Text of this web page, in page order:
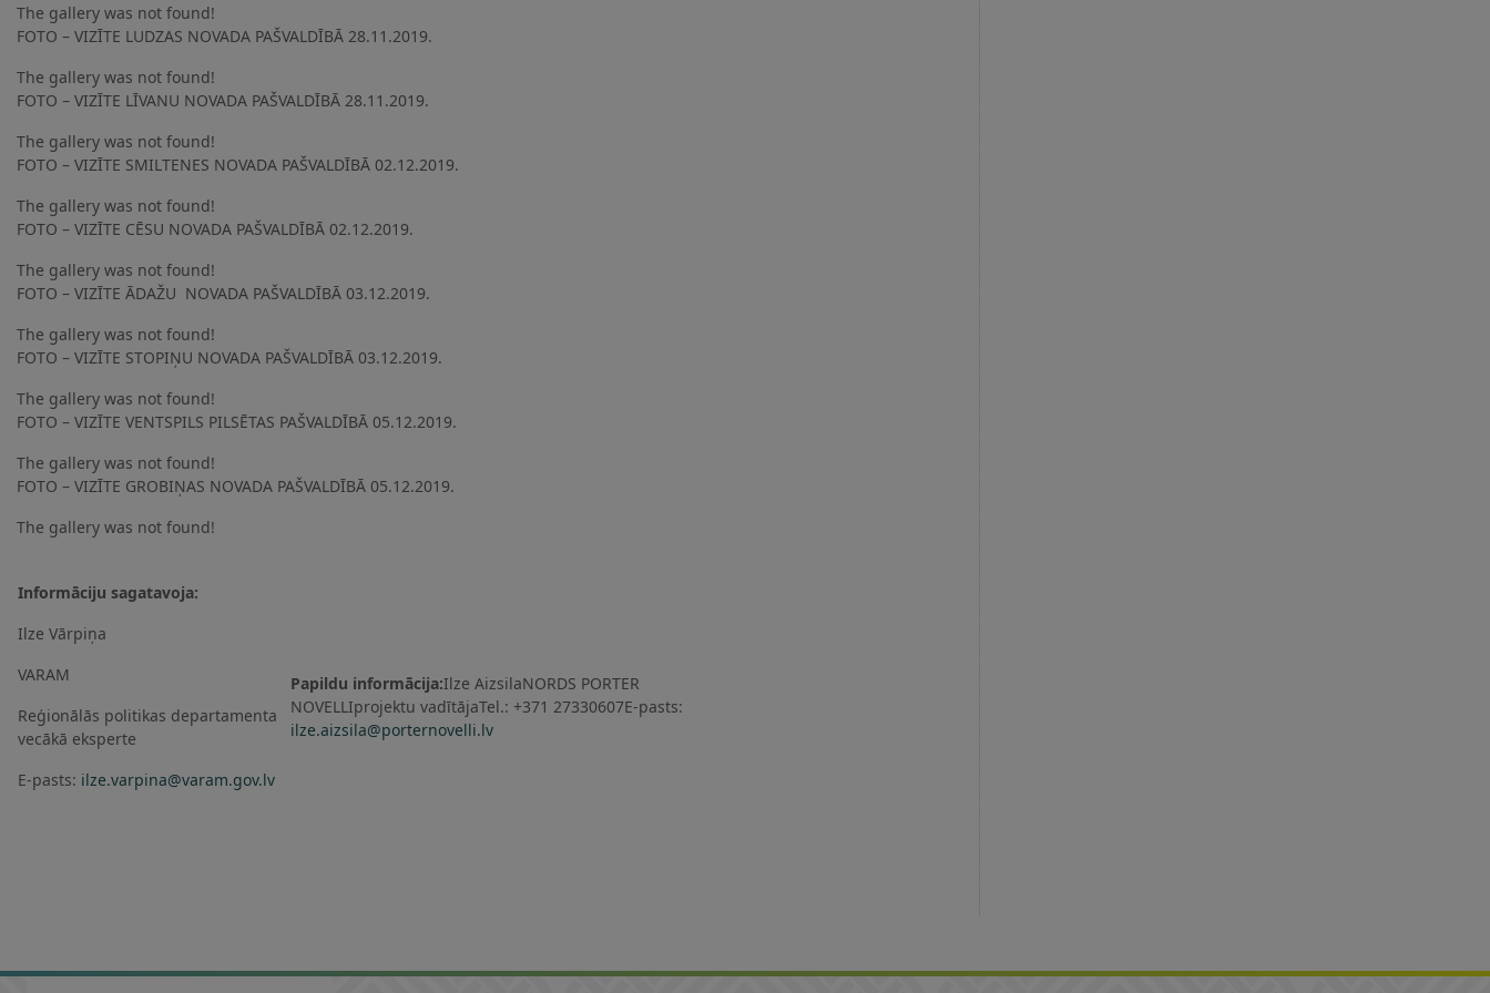
The gallery was not found!
FOTO – VIZĪTE LUDZAS NOVADA PAŠVALDĪBĀ 28.11.2019.
The gallery was not found!
FOTO – VIZĪTE LĪVANU NOVADA PAŠVALDĪBĀ 28.11.2019.
The gallery was not found!
FOTO – VIZĪTE SMILTENES NOVADA PAŠVALDĪBĀ 02.12.2019.
The gallery was not found!
FOTO – VIZĪTE CĒSU NOVADA PAŠVALDĪBĀ 02.12.2019.
The gallery was not found!
FOTO – VIZĪTE ĀDAŽU NOVADA PAŠVALDĪBĀ 03.12.2019.
The gallery was not found!
FOTO – VIZĪTE STOPIŅU NOVADA PAŠVALDĪBĀ 03.12.2019.
The gallery was not found!
FOTO – VIZĪTE VENTSPILS PILSĒTAS PAŠVALDĪBĀ 05.12.2019.
The gallery was not found!
FOTO – VIZĪTE GROBIŅAS NOVADA PAŠVALDĪBĀ 05.12.2019.
The gallery was not found!
Informāciju sagatavoja:
Ilze Vārpiņa
VARAM
Reģionālās politikas departamenta
vecākā eksperte
E-pasts: ilze.varpina@varam.gov.lv
Papildu informācija:Ilze AizsilaNORDS PORTER
NOVELLIprojektu vadītājaTel.: +371 27330607E-pasts:
ilze.aizsila@porternovelli.lv